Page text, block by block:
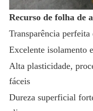
Recurso de folha de
Transparência
Excelente isolamento
Alta plasticidade,
fáceis
Dureza superficial